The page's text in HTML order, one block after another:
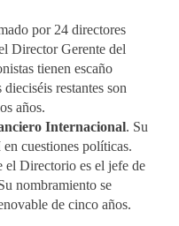
por 24 directores
Director Gerente del
tienen escaño
restantes son
años.
Internacional. Su
cuestiones políticas.
el Directorio es el jefe de
nombramiento se
de cinco años.